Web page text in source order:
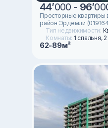
44’000 - 96’
Просторные квартиры
район Эрдемли
Тип недвижимости:
Комнаты: 1 спальня,
62-89м²